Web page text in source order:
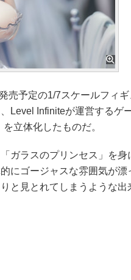
売予定の1/7スケールフィギ
Level Infiniteが運営するゲ
立体化したものだ。
ガラスのプリンセス」を身
にゴージャスな雰囲気が漂
と見とれてしまうような出